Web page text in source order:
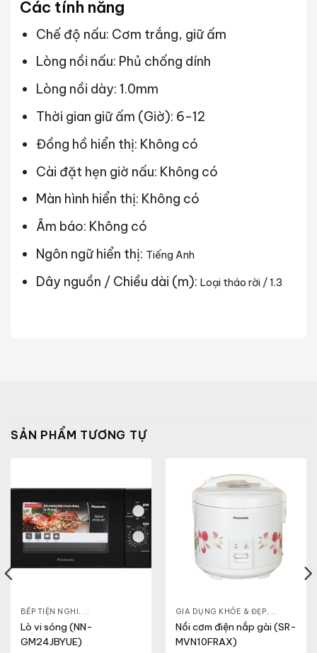
Các tính năng
Chế độ nấu: Cơm trắng, giữ ấm
Lòng nồi nấu: Phủ chống dính
Lòng nồi dày: 1.0mm
Thời gian giữ ấm (Giờ): 6-12
Đồng hồ hiển thị: Không có
Cài đặt hẹn giờ nấu: Không có
Màn hình hiển thị: Không có
Âm báo: Không có
Ngôn ngữ hiển thị: Tiếng Anh
Dây nguồn / Chiều dài (m): Loại tháo rời / 1.3
SẢN PHẨM TƯƠNG TỰ
BẾP TIỆN NGHI , GIA DỤNG KHỎE & ĐẸP ,LÒ VI SÓNG
Lò vi sóng (NN-
GM24JBYUE)
GIA DỤNG KHỎE & ĐẸP, NỒI - ẤM -
Nồi cơm điện nắp gài (SR-
MVN10FRAX)
CA - BÌNH ,NỒI CƠM ĐIỆN